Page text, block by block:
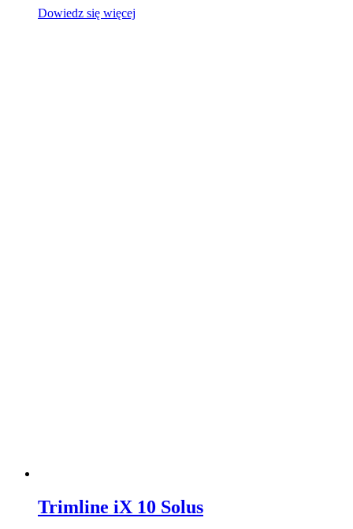
Dowiedz się więcej
Trimline iX 10 Solus